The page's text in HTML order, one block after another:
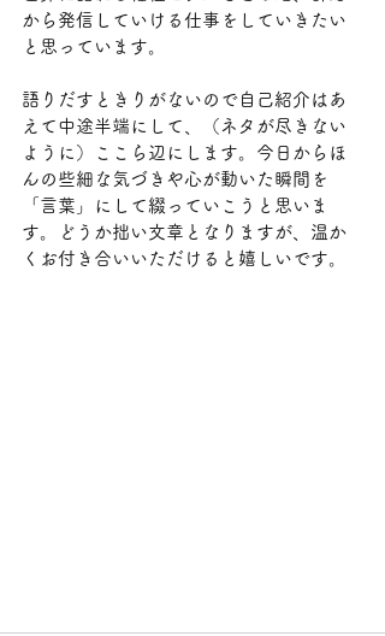
から発信していける仕事をしていきたい
と思っています。
語りだすときりがないので自己紹介はあ
えて中途半端にして、（ネタが尽きない
ように）ここら辺にします。今日からほ
んの些細な気づきや心が動いた瞬間を
「言葉」にして綴っていこうと思いま
す。どうか拙い文章となりますが、温か
くお付き合いいただけると嬉しいです。